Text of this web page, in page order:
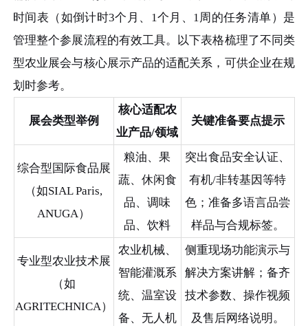
时间表（如倒计时3个月、1个月、1周的任务清单）是
管理整个参展流程的有效工具。以下表格梳理了不同类
型农业展会与核心展示产品的适配关系，可供企业在规
划时参考。
展会类型举例
核心适配农
业产品/领域
关键准备要点提示
综合型国际食品展
（如SIAL Paris,
ANUGA）
粮油、果
蔬、休闲食
品、调味
品、饮料
突出食品安全认证、
有机/非转基因等特
色；准备多语言品尝
样品与合规标签。
专业型农业技术展
（如
AGRITECHNICA）
农业机械、
智能灌溉系
统、温室设
备、无人机
侧重现场功能演示与
解决方案讲解；备齐
技术参数、操作视频
及售后网络说明。